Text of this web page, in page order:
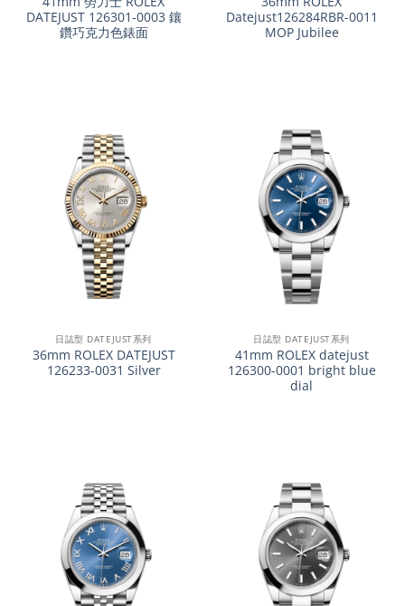
DATEJUST 126301-0003 鑲
鑽巧克力色錶面
Datejust126284RBR-0011
MOP Jubilee
日誌型 DATEJUST系列
36mm ROLEX DATEJUST
126233-0031 Silver
日誌型 DATEJUST系列
41mm ROLEX datejust
126300-0001 bright blue
dial